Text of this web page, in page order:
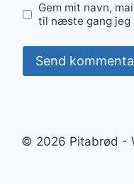
Gem mit navn,
til næste gang jeg
© 2026 Pitabrød -